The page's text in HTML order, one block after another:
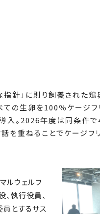
針」に則り飼養された
の生卵を100％ケージフ
入。2026年度は同条件
重ねることでケージフ
ルウェルフ
執行役員、
とするサス